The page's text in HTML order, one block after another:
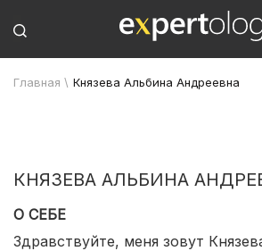
Главная \ Князева Альбина Андреевна
КНЯЗЕВА АЛЬБИНА
О СЕБЕ
Здравствуйте, меня зовут